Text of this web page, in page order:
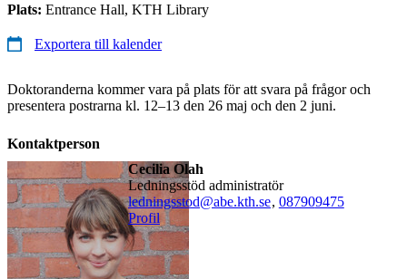
Plats: Entrance Hall, KTH Library
Exportera till kalender
Doktoranderna kommer vara på plats för att svara på frågor och
presentera postrarna kl. 12–13 den 26 maj och den 2 juni.
Kontaktperson
Cecilia Olah
ledningsstöd administratör
​​​​​​​​ledningsstod@abe.kth.se, 087909475
Profil